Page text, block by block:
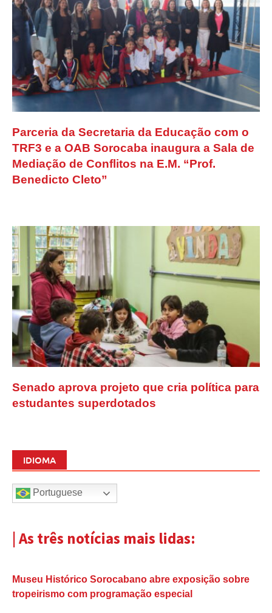
Parceria da Secretaria da Educação com o
TRF3 e a OAB Sorocaba inaugura a Sala de
Mediação de Conflitos na E.M. “Prof.
Benedicto Cleto”
Senado aprova projeto que cria política para
estudantes superdotados
IDIOMA
Portuguese
| As três notícias mais lidas:
Museu Histórico Sorocabano abre exposição sobre
tropeirismo com programação especial